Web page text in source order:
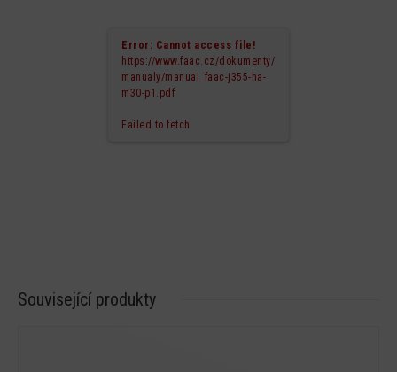
Error: Cannot access file!
https://www.faac.cz/dokumenty/
manualy/manual_faac-j355-ha-
m30-p1.pdf
Failed to fetch
Související produkty